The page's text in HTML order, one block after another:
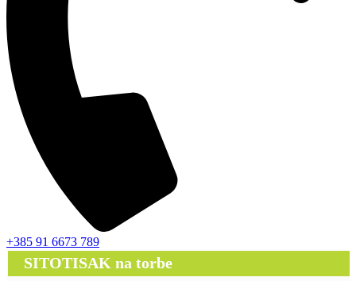
+385 91 6673 789
SITOTISAK na torbe